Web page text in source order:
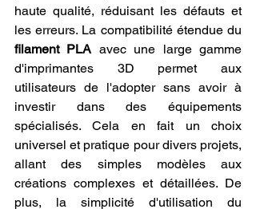
haute qualité, réduisant les défauts et
filament PLA avec une large gamme
d'imprimantes 3D permet aux
utilisateurs de l'adopter sans avoir à
investir dans des équipements
spécialisés. Cela en fait un choix
universel et pratique pour divers projets,
allant des simples modèles aux
créations complexes et détaillées. De